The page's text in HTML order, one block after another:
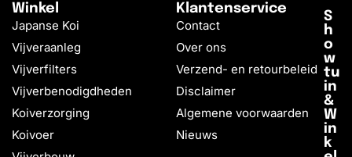
Winkel
Japanse Koi
Vijveraanleg
Vijverfilters
Vijverbenodigdheden
Koiverzorging
Koivoer
Klantenservice
Contact
Over ons
Verzend- en retourbeleid
Disclaimer
Algemene voorwaarden
Nieuws
S
h
o
w
tu
in
&
W
in
k